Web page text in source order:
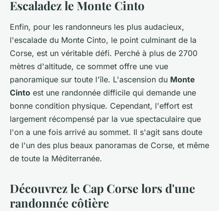
Escaladez le Monte Cinto
Enfin, pour les randonneurs les plus audacieux,
l'escalade du Monte Cinto, le point culminant de la
Corse, est un véritable défi. Perché à plus de 2700
mètres d'altitude, ce sommet offre une vue
panoramique sur toute l'île. L'ascension du Monte
Cinto est une randonnée difficile qui demande une
bonne condition physique. Cependant, l'effort est
largement récompensé par la vue spectaculaire que
l'on a une fois arrivé au sommet. Il s'agit sans doute
de l'un des plus beaux panoramas de Corse, et même
de toute la Méditerranée.
Découvrez le Cap Corse lors d'une
randonnée côtière